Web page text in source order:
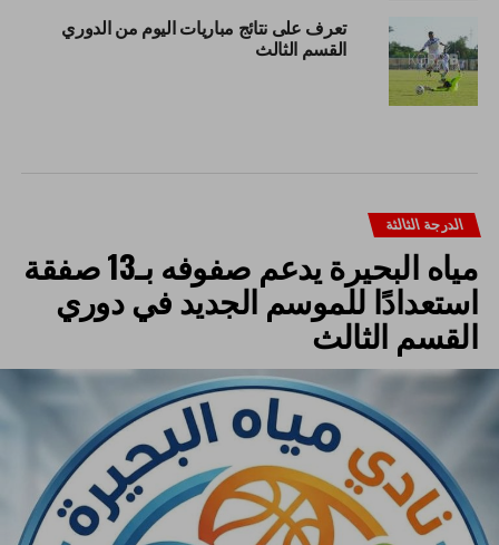
تعرف على نتائج مباريات اليوم من الدوري
القسم الثالث
الدرجة الثالثة
مياه البحيرة يدعم صفوفه بـ13 صفقة
استعدادًا للموسم الجديد في دوري
القسم الثالث